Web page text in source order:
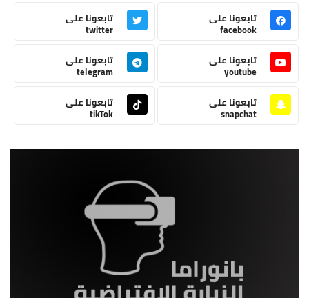
تابعونا على
facebook
تابعونا على
twitter
تابعونا على
youtube
تابعونا على
telegram
تابعونا على
snapchat
تابعونا على
tikTok